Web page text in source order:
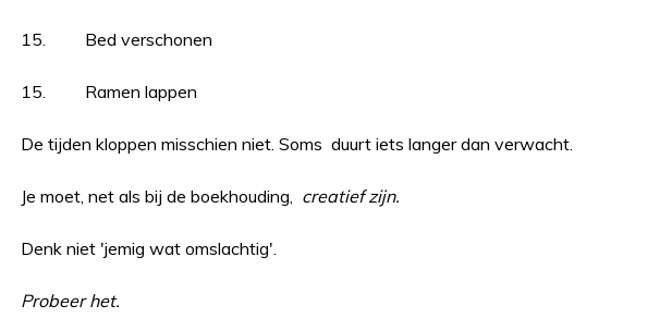
15. Bed verschonen
15. Ramen lappen
De tijden kloppen misschien niet. Soms duurt iets langer dan verwacht.
Je moet, net als bij de boekhouding, creatief zijn.
Denk niet 'jemig wat omslachtig'.
Probeer het.